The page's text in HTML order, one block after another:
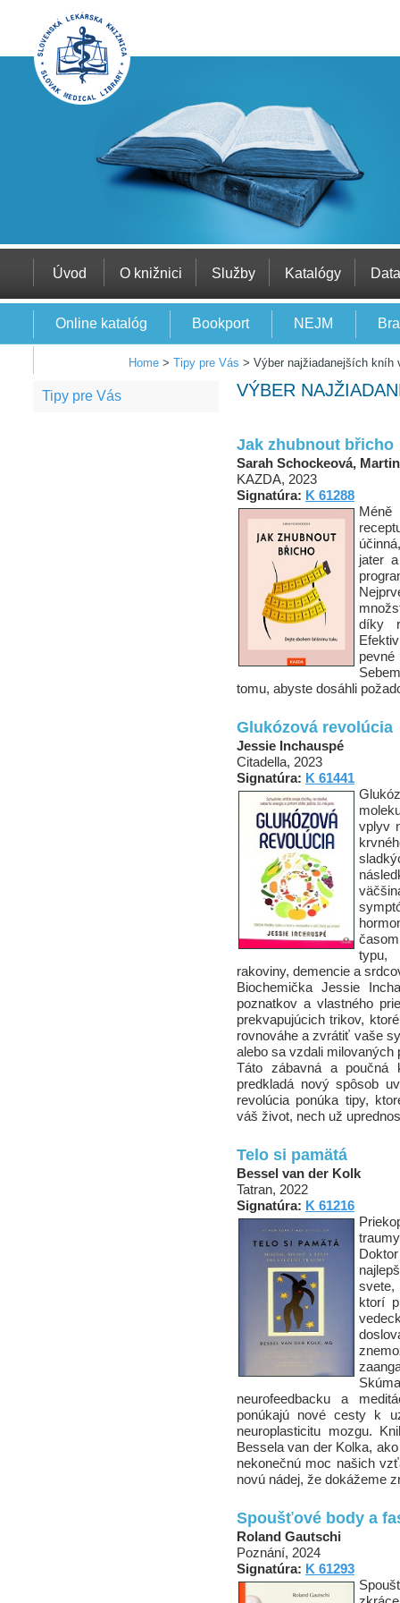
Úvod O knižnici Služby Katalógy
Online katalóg Bookport NEJM
Home > Tipy pre Vás > Výber najžiadanejších kníh
Tipy pre Vás VÝBER
Jak zhubnout břicho
Sarah Schockeová,
KAZDA, 2023
Signatúra: K 61288
jater
díky
tomu, abyste dosáhli
Glukózová revolúcia
Jessie Inchauspé
Citadella, 2023
Signatúra: K 61441
vplyv
typu,
rakoviny, demencie a
Biochemička Jessie
poznatkov a vlastného
prekvapujúcich trikov,
rovnováhe a zvrátiť vaše
alebo sa vzdali milovaných
Táto zábavná a poučná
predkladá nový spôsob
revolúcia ponúka tipy,
váš život, nech už
Telo si pamätá
Bessel van der Kolk
Tatran, 2022
Signatúra: K 61216
ktorí
neurofeedbacku a
ponúkajú nové cesty k
neuroplasticitu mozgu.
Bessela van der Kolka,
nekonečnú moc našich
novú nádej, že dokážeme
Spoušťové body a
Roland Gautschi
Poznání, 2024
Signatúra: K 61293